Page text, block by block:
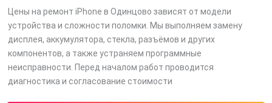
Цены на ремонт iPhone в Одинцово зависят от модели
устройства и сложности поломки. Мы выполняем замену
дисплея, аккумулятора, стекла, разъёмов и других
компонентов, а также устраняем программные
неисправности. Перед началом работ проводится
диагностика и согласование стоимости